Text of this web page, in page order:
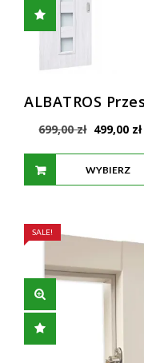
699,00zł Pierwotna
wynosiła:
699,00 zł.
499,00 zł
WYBIERZ
SALE!